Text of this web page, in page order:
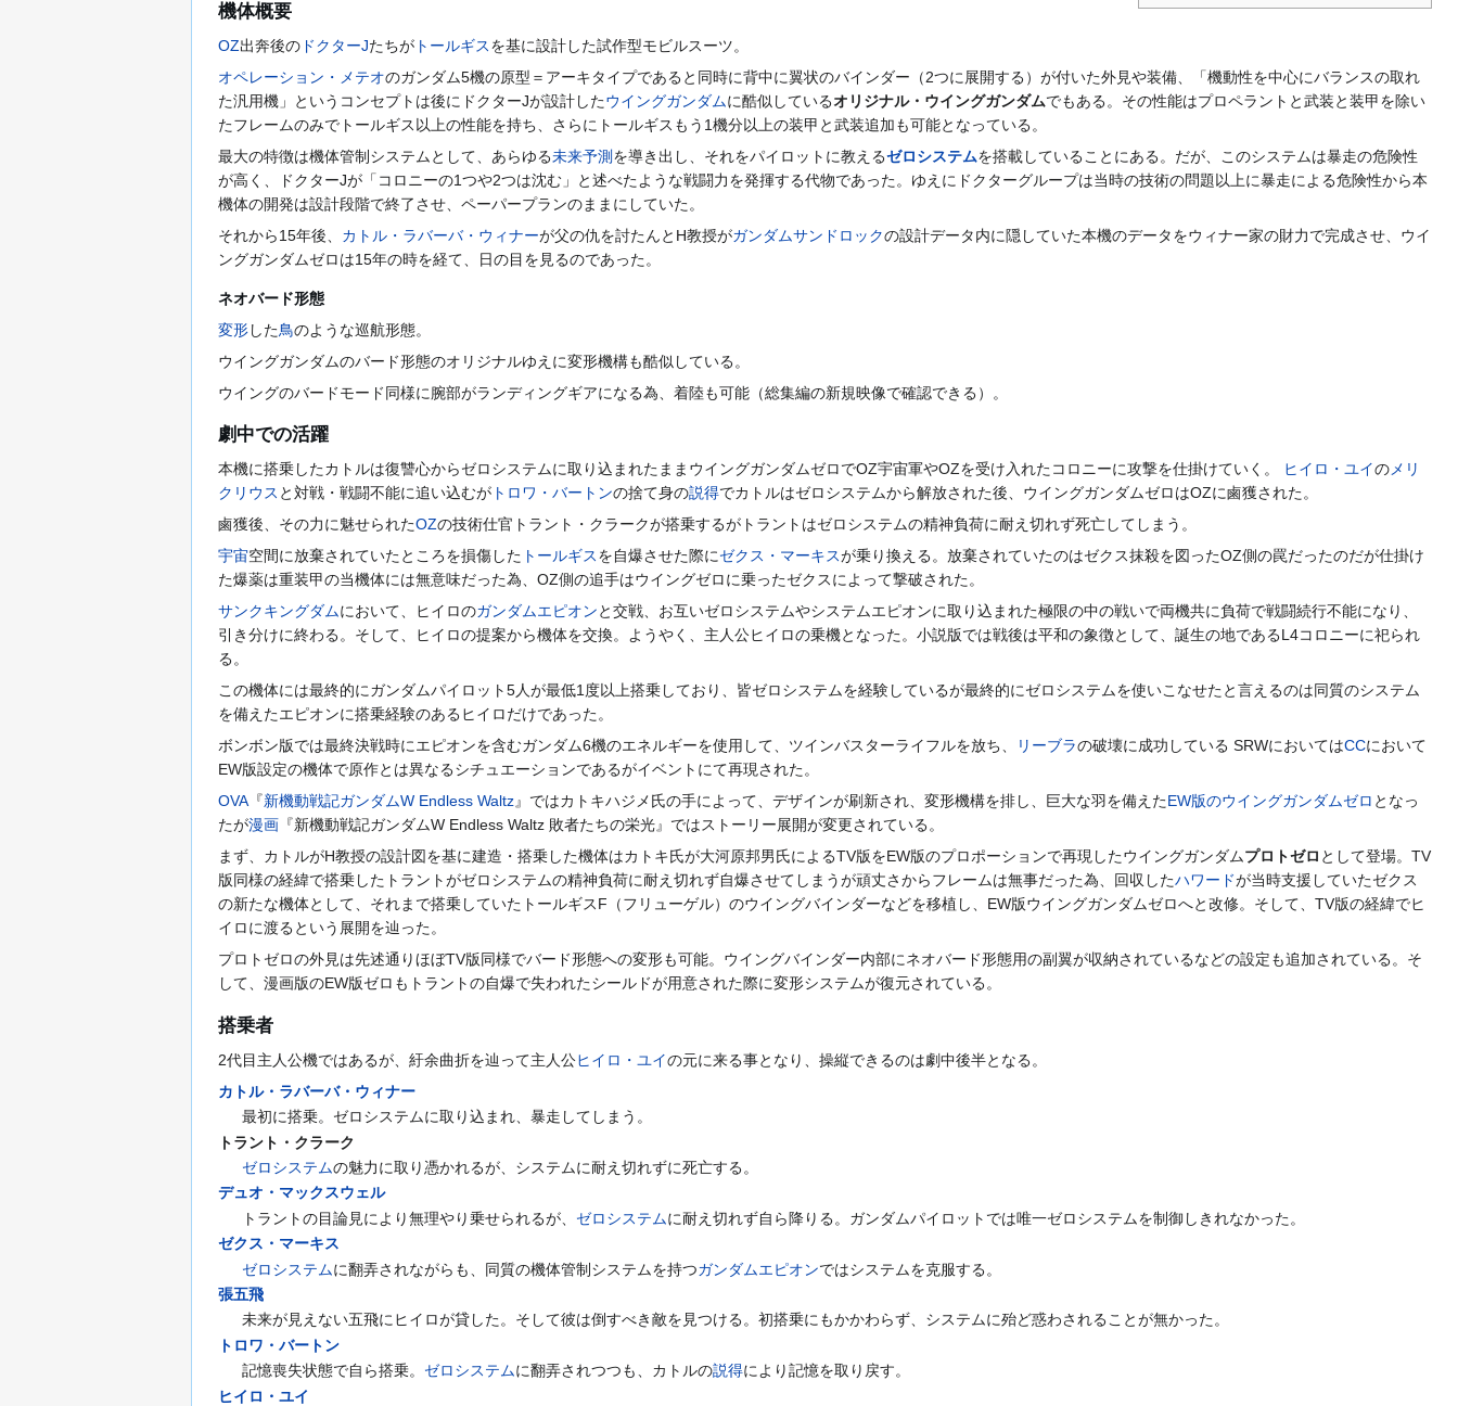
機体概要
OZ出奔後の ドクターJたちが トールギスを基に設計した試作型モビルスーツ。
オペレーション・メテオのガンダム5機の原型＝アーキタイプであると同時に背中に翼状のバインダー（2つに展開する）が付いた外見や装備、「機動性を中心にバランスの取れ
た汎用機」というコンセプトは後にドクターJが設計したウイングガンダムに酷似しているオリジナル・ウイングガンダムでもある。その性能はプロペラントと武装と装甲を除い
たフレームのみでトールギス以上の性能を持ち、さらにトールギスもう1機分以上の装甲と武装追加も可能となっている。
最大の特徴は機体管制システムとして、あらゆる未来予測 を導き出し、それをパイロットに教えるゼロシステムを搭載していることにある。だが、このシステムは暴走の危険性
が高く、ドクターJが「コロニーの1つや2つは沈む」と述べたような戦闘力を発揮する代物であった。ゆえにドクターグループは当時の技術の問題以上に暴走による危険性から本
機体の開発は設計段階で終了させ、ペーパープランのままにしていた。
それから15年後、 カトル・ラバーバ・ウィナーが父の仇を討たんとH教授がガンダムサンドロックの設計データ内に隠していた本機のデータをウィナー家の財力で完成させ、ウイ
ングガンダムゼロは15年の時を経て、日の目を見るのであった。
ネオバード形態
変形した鳥のような巡航形態。
ウイングガンダムのバード形態のオリジナルゆえに変形機構も酷似している。
ウイングのバードモード同様に腕部がランディングギアになる為、着陸も可能（総集編の新規映像で確認できる）。
劇中での活躍
本機に搭乗したカトルは復讐心からゼロシステムに取り込まれたままウイングガンダムゼロでOZ宇宙軍やOZを受け入れたコロニーに攻撃を仕掛けていく。 ヒイロ・ユイのメリ
クリウス と対戦・戦闘不能に追い込むが トロワ・バートンの捨て身の説得でカトルはゼロシステムから解放された後、ウイングガンダムゼロはOZに鹵獲された。
鹵獲後、その力に魅せられたOZの技術仕官トラント・クラークが搭乗するがトラントはゼロシステムの精神負荷に耐え切れず死亡してしまう。
宇宙空間に放棄されていたところを損傷した トールギスを自爆させた際にゼクス・マーキスが乗り換える。放棄されていたのはゼクス抹殺を図ったOZ側の罠だったのだが仕掛け
た爆薬は重装甲の当機体には無意味だった為、OZ側の追手はウイングゼロに乗ったゼクスによって撃破された。
サンクキングダムにおいて、ヒイロのガンダムエピオンと交戦、お互いゼロシステムやシステムエピオンに取り込まれた極限の中の戦いで両機共に負荷で戦闘続行不能になり、
引き分けに終わる。そして、ヒイロの提案から機体を交換。ようやく、主人公ヒイロの乗機となった。小説版では戦後は平和の象徴として、誕生の地であるL4コロニーに祀られ
る。
この機体には最終的にガンダムパイロット5人が最低1度以上搭乗しており、皆ゼロシステムを経験しているが最終的にゼロシステムを使いこなせたと言えるのは同質のシステム
を備えたエピオンに搭乗経験のあるヒイロだけであった。
ボンボン版では最終決戦時にエピオンを含むガンダム6機のエネルギーを使用して、ツインバスターライフルを放ち、
リーブラの破壊に成功している SRWにおいてはCCにおいて
EW版設定の機体で原作とは異なるシチュエーションであるがイベントにて再現された。
OVA『新機動戦記ガンダムW Endless Waltz』ではカトキハジメ氏の手によって、デザインが刷新され、変形機構を排し、巨大な羽を備えたEW版のウイングガンダムゼロ となっ
たが漫画 『新機動戦記ガンダムW Endless Waltz 敗者たちの栄光』ではストーリー展開が変更されている。
まず、カトルがH教授の設計図を基に建造・搭乗した機体はカトキ氏が大河原邦男氏によるTV版をEW版のプロポーションで再現したウイングガンダムプロトゼロ として登場。TV
版同様の経緯で搭乗したトラントがゼロシステムの精神負荷に耐え切れず自爆させてしまうが頑丈さからフレームは無事だった為、回収したハワードが当時支援していたゼクス
の新たな機体として、それまで搭乗していたトールギスF（フリューゲル）のウイングバインダーなどを移植し、EW版ウイングガンダムゼロへと改修。そして、TV版の経緯でヒ
イロに渡るという展開を辿った。
プロトゼロの外見は先述通りほぼTV版同様でバード形態への変形も可能。ウイングバインダー内部にネオバード形態用の副翼が収納されているなどの設定も追加されている。そ
して、漫画版のEW版ゼロもトラントの自爆で失われたシールドが用意された際に変形システムが復元されている。
搭乗者
2代目主人公機ではあるが、紆余曲折を辿って主人公ヒイロ・ユイの元に来る事となり、操縦できるのは劇中後半となる。
カトル・ラバーバ・ウィナー
最初に搭乗。ゼロシステムに取り込まれ、暴走してしまう。
トラント・クラーク
ゼロシステムの魅力に取り憑かれるが、システムに耐え切れずに死亡する。
デュオ・マックスウェル
トラントの目論見により無理やり乗せられるが、 ゼロシステムに耐え切れず自ら降りる。ガンダムパイロットでは唯一ゼロシステムを制御しきれなかった。
ゼクス・マーキス
ゼロシステムに翻弄されながらも、同質の機体管制システムを持つガンダムエピオンではシステムを克服する。
張五飛
未来が見えない五飛にヒイロが貸した。そして彼は倒すべき敵を見つける。初搭乗にもかかわらず、システムに殆ど惑わされることが無かった。
トロワ・バートン
記憶喪失状態で自ら搭乗。 ゼロシステムに翻弄されつつも、カトルの説得により記憶を取り戻す。
ヒイロ・ユイ